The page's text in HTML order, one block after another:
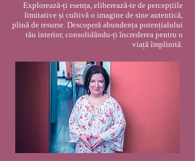
Explorează-ți esența, eliberează-te de percepțiile
limitative și cultivă o imagine de sine autentică,
plină de resurse. Descoperă abundența potențialului
tău interior, consolidându-ți încrederea pentru o
viață împlinită.